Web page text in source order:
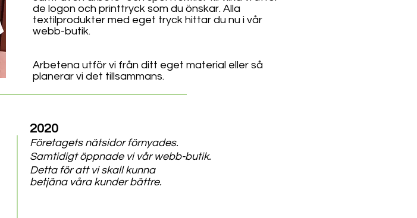
de logon och printtryck som du önskar. Alla
textilprodukter med eget tryck hittar du nu i vår
webb-butik.
Arbetena utför vi från ditt eget material eller så
planerar vi det tillsammans.
2020
Företagets nätsidor förnyades.
Samtidigt öppnade vi vår webb-butik.
Detta för att vi skall kunna
betjäna våra kunder bättre.